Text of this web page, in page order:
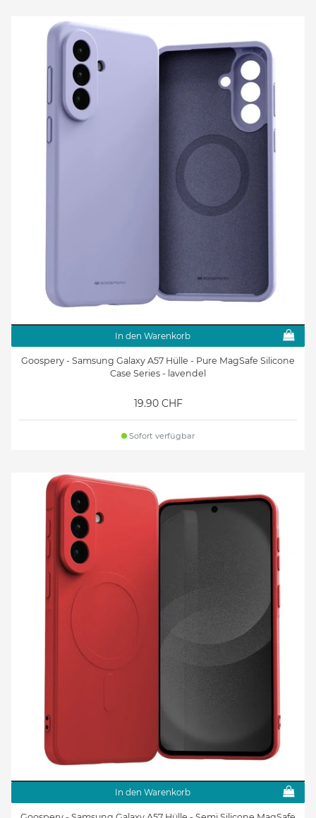
In den Warenkorb
Goospery - Samsung Galaxy A57 Hülle - Pure MagSafe Silicone
Case Series - lavendel
19.90 CHF
Sofort verfügbar
In den Warenkorb